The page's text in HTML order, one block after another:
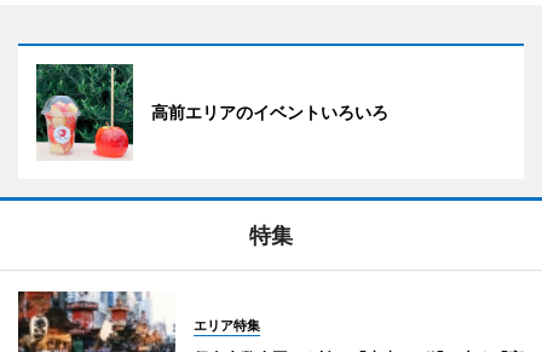
高前エリアのイベントいろいろ
特集
エリア特集